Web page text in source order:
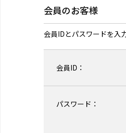
会員のお客様
会員IDとパスワードを入
会員ID：
パスワード：